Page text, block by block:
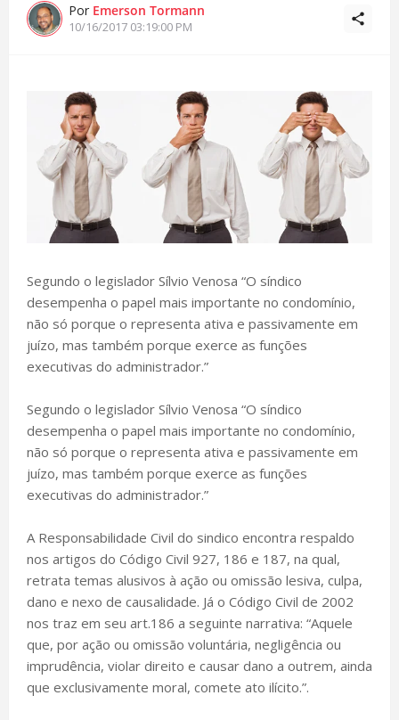
Por Emerson Tormann
10/16/2017 03:19:00 PM
Segundo o legislador Sílvio Venosa “O síndico
desempenha o papel mais importante no condomínio,
não só porque o representa ativa e passivamente em
juízo, mas também porque exerce as funções
executivas do administrador.”
Segundo o legislador Sílvio Venosa “O síndico
desempenha o papel mais importante no condomínio,
não só porque o representa ativa e passivamente em
juízo, mas também porque exerce as funções
executivas do administrador.”
A Responsabilidade Civil do sindico encontra respaldo
nos artigos do Código Civil 927, 186 e 187, na qual,
retrata temas alusivos à ação ou omissão lesiva, culpa,
dano e nexo de causalidade. Já o Código Civil de 2002
nos traz em seu art.186 a seguinte narrativa: “Aquele
que, por ação ou omissão voluntária, negligência ou
imprudência, violar direito e causar dano a outrem, ainda
que exclusivamente moral, comete ato ilícito.”.